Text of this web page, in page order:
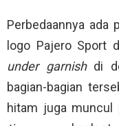
Perbedaannya ada
logo Pajero Sport
under garnishdi
bagian-bagian
hitam juga muncul